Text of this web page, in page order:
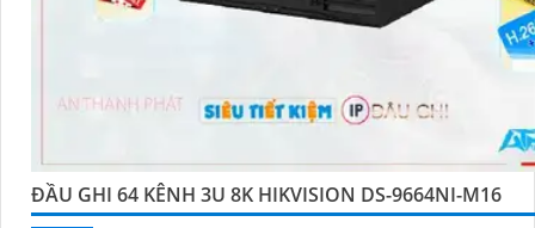
ĐẦU GHI 64 KÊNH 3U 8K HIKVISION DS-9664NI-M16